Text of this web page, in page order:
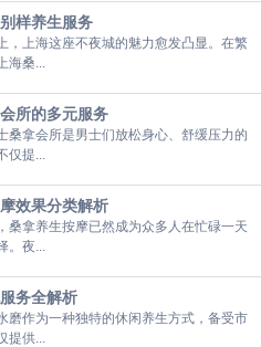
样养生服务
，上海这座不夜城的魅力愈发凸显。在繁
海桑...
所的多元服务
桑拿会所是男士们放松身心、舒缓压力的
仅提...
效果分类解析
桑拿养生按摩已然成为众多人在忙碌一天
。夜...
务全解析
磨作为一种独特的休闲养生方式，备受市
提供...